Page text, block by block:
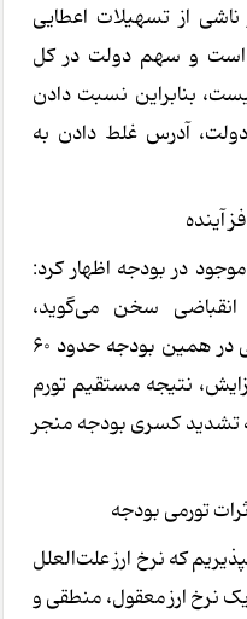
ناشی از تسهیلات اعطایی
است و سهم دولت در کل
بیشتر نیست، بنابراین نسبت دادن
آدرس غلط دادن به
آینده
در بودجه اظهار کرد:
سخن می‌گوید،
هزینه‌های جاری شرکت‌های دولتی در همین بودجه حدود 60
نتیجه مستقیم تورم
تشدید کسری بودجه منجر
تورمی بودجه
که نرخ ارز علت‌العلل
نرخ ارز معقول، منطقی و